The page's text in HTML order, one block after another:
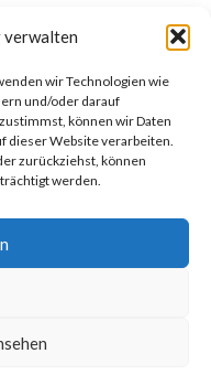
verwalten
wir Technologien wie
und/oder darauf
können wir Daten
dieser Website verarbeiten.
zurückziehst, können
werden.